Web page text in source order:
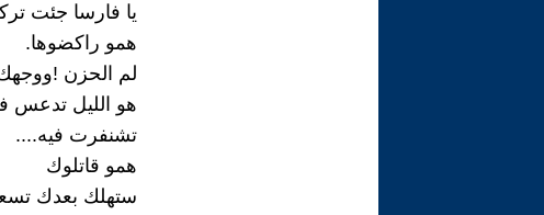
يا فارسا جئت
همو راكضوها.
لم الحزن
هو الليل تدعس
تشنفرت فيه....
همو قاتلوك
ستهلك بعدك